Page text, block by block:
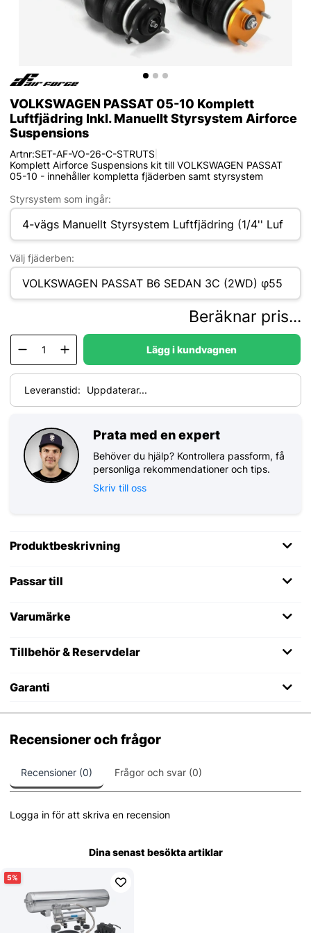
VOLKSWAGEN PASSAT 05-10 Komplett
Luftfjädring Inkl. Manuellt Styrsystem Airforce
Suspensions
Artnr:SET-AF-VO-26-C-STRUTS|
Komplett Airforce Suspensions kit till VOLKSWAGEN PASSAT
05-10 - innehåller kompletta fjäderben samt styrsystem
Styrsystem som ingår:
Välj fjäderben:
Beräknar pris...
Lägg i kundvagnen
Leveranstid: Uppdaterar...
Prata med en expert
Behöver du hjälp? Kontrollera passform, få
personliga rekommendationer och tips.
Skriv till oss
Produktbeskrivning
Passar till
Varumärke
Tillbehör & Reservdelar
Garanti
Recensioner och frågor
Recensioner (0) Frågor och svar (0)
Logga in för att skriva en recension
Dina senast besökta artiklar
5